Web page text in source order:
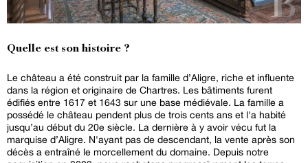
Quelle est son histoire ?
Le château a été construit par la famille d’Aligre, riche et influente
dans la région et originaire de Chartres. Les bâtiments furent
édifiés entre 1617 et 1643 sur une base médiévale. La famille a
possédé le château pendent plus de trois cents ans et l'a habité
jusqu’au début du 20e siècle. La dernière à y avoir vécu fut la
marquise d’Aligre. N'ayant pas de descendant, la vente après son
décès a entraîné le morcellement du domaine. Depuis notre